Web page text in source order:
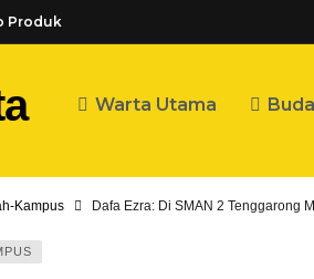
Produk
Warta Utama
Kampus Dafa Ezra: Di SMAN 2 Tenggarong